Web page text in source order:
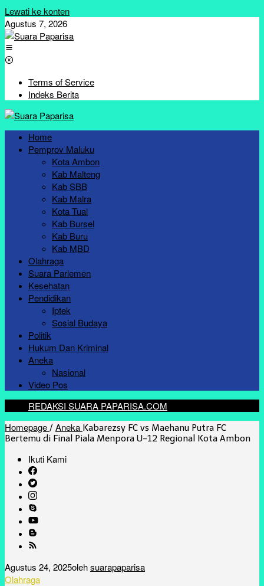
Lewati ke konten
Agustus 7, 2026
Terms of Service
Indeks Berita
Home
Pemprov Maluku
Kota Ambon
Kab Malteng
Kab SBB
Kab Malra
Kota Tual
Kab Bursel
Kab Buru
Kab MBD
Olahraga
Suara Parlemen
Kesehatan
Pendidikan
Iptek
Sosial Budaya
Politik
Hukum Dan Kriminal
Aneka
Nasional
Video Pos
REDAKSI SUARA PAPARISA.COM
Homepage / Aneka Kabarezsy FC vs Maehanu Putra FC
Bertemu di Final Piala Menpora U-12 Regional Kota Ambon
Ikuti Kami
Agustus 24, 2025olehsuarapaparisa
Olahraga